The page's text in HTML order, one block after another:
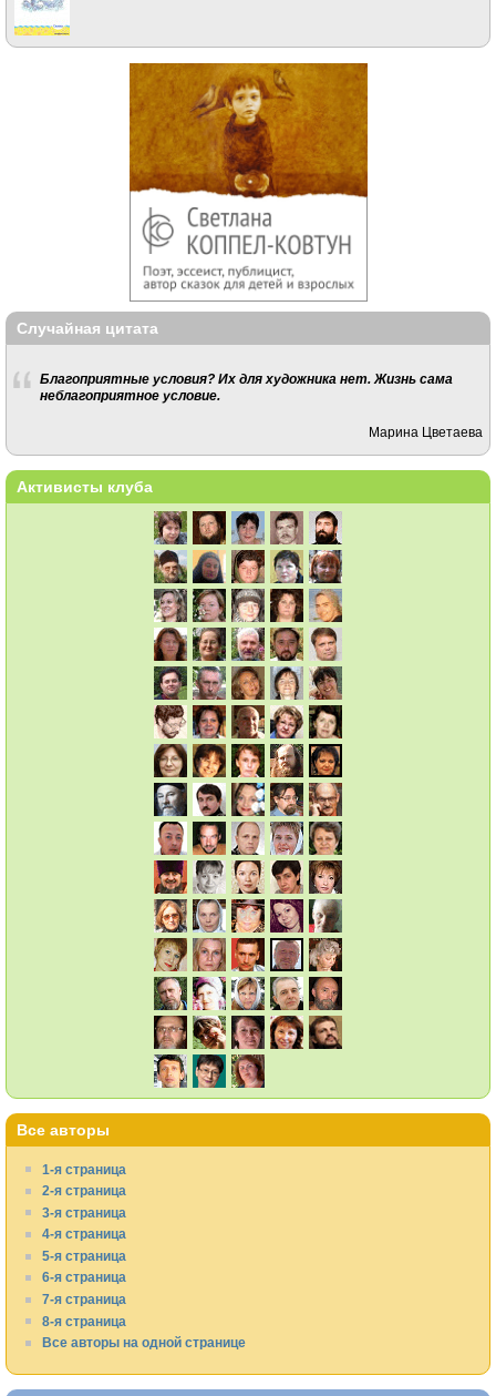
Случайная цитата
Благоприятные условия? Их для художника нет. Жизнь сама
неблагоприятное условие.
Марина Цветаева
Активисты клуба
Все авторы
1-я страница
2-я страница
3-я страница
4-я страница
5-я страница
6-я страница
7-я страница
8-я страница
Все авторы на одной странице